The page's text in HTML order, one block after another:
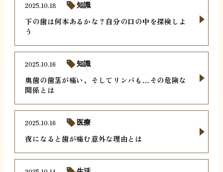
下の歯は何本あるかな？自分の口の中を探検しよ
う
2025.10.18 知識
奥歯の歯茎が痛い、そしてリンパも…その危険な
関係とは
2025.10.16 知識
夜になると歯が痛む意外な理由とは
2025.10.16 医療